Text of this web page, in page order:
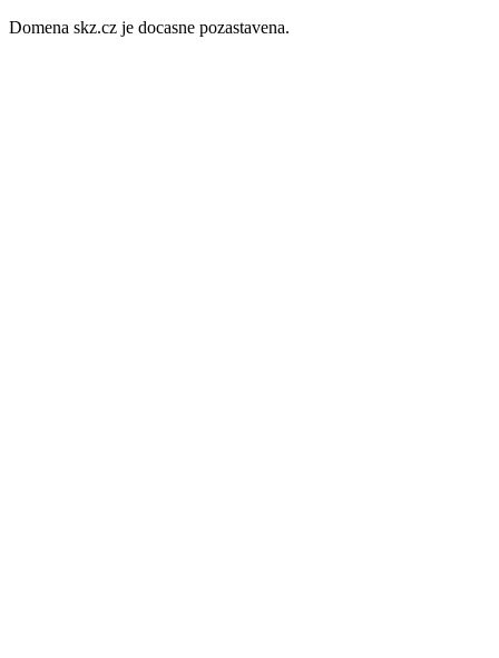
Domena skz.cz je docasne pozastavena.